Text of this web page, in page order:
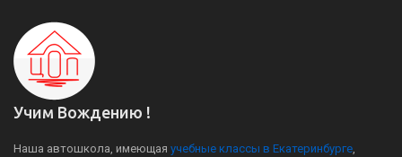
Учим Вождению !
Наша автошкола, имеющая учебные классы в Екатеринбурге,